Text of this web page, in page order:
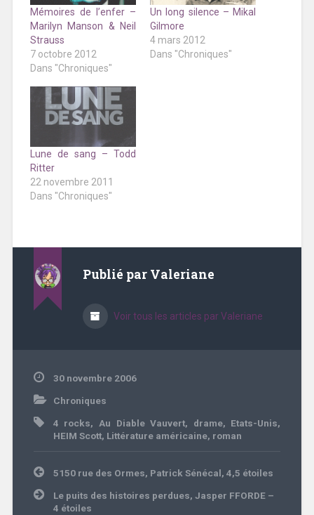
Mémoires de l’enfer –
Marilyn Manson & Neil
Strauss
7 octobre 2012
Dans "Chroniques"
Un long silence – Mikal
Gilmore
4 mars 2012
Dans "Chroniques"
Lune de sang – Todd
Ritter
22 novembre 2011
Dans "Chroniques"
Publié par Valeriane
Voir tous les articles par Valeriane
30 novembre 2006
Chroniques
4 rocks, Au Diable Vauvert, drame, Etats-Unis,
HEIM Scott, Littérature américaine, roman
Navigation
l’article
5150 rue des Ormes, Patrick Sénécal, 4,5 étoiles
Le puits des histoires perdues, Jasper FFORDE –
4 étoiles